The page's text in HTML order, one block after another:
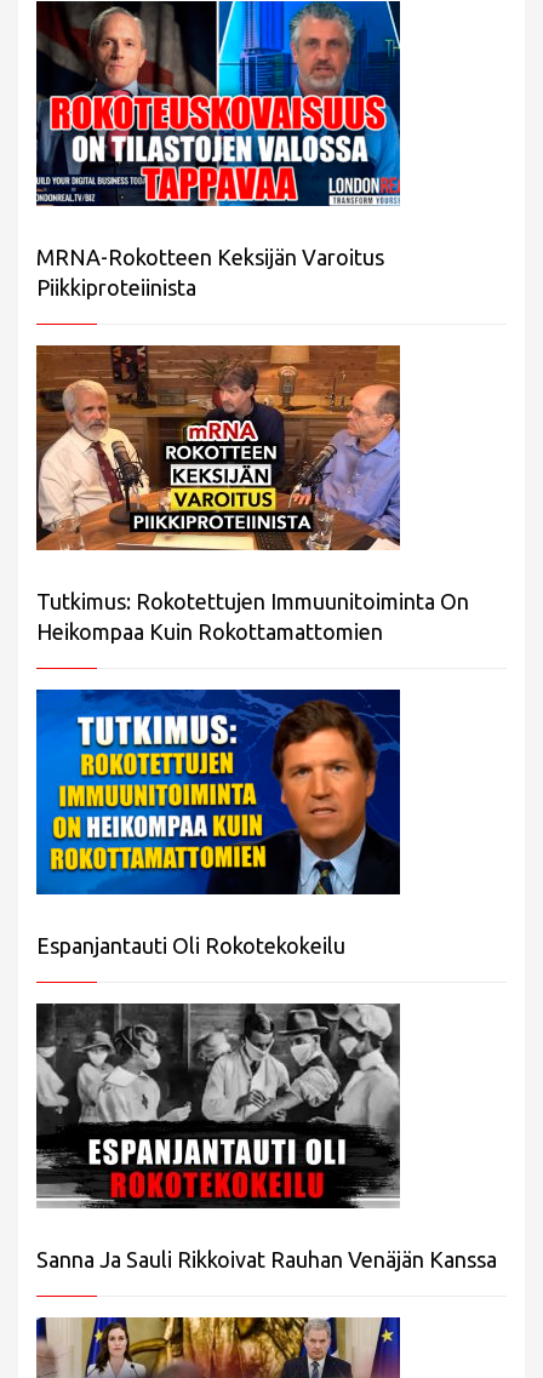
MRNA-Rokotteen Keksijän Varoitus
Piikkiproteiinista
Tutkimus: Rokotettujen Immuunitoiminta On
Heikompaa Kuin Rokottamattomien
Espanjantauti Oli Rokotekokeilu
Sanna Ja Sauli Rikkoivat Rauhan Venäjän Kanssa